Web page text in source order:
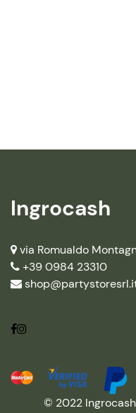
Ingrocash
via Romualdo
+39 0984 23310
© 2022